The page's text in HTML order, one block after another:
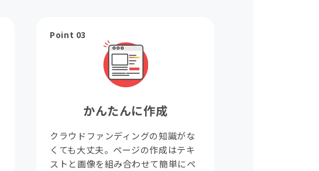
Point 03
かんたんに作成
クラウドファンディングの知識がな
くても大丈夫。ページの作成はテキ
ストと画像を組み合わせて簡単にペ